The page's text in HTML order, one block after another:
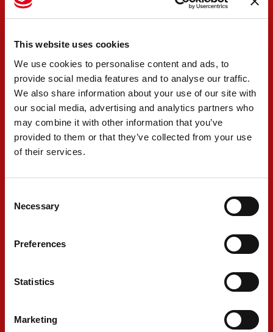
This website uses cookies
We use cookies to personalise content and ads, to
provide social media features and to analyse our traffic.
We also share information about your use of our site with
our social media, advertising and analytics partners who
may combine it with other information that you’ve
provided to them or that they’ve collected from your use
of their services.
Selection
Necessary
Preferences
Statistics
Marketing
l’apposito pulsante di disiscrizione in calce a ogni
newsletter ricevuta e confermare la disiscrizione
nella schermata che si apre, cliccando sul pulsante
“Conferma”.
Per richiedere la cancellazione dei propri dati, si può
contattare in qualsiasi momento il Titolare agli
indirizzi riportati nella sezione “Contatti”. Con la
compatibilmente con le procedure tecniche di
dati, e soggetti che possono
I dati sono trattati dai dipendenti delle funzioni
aziendali deputate al perseguimento delle finalità